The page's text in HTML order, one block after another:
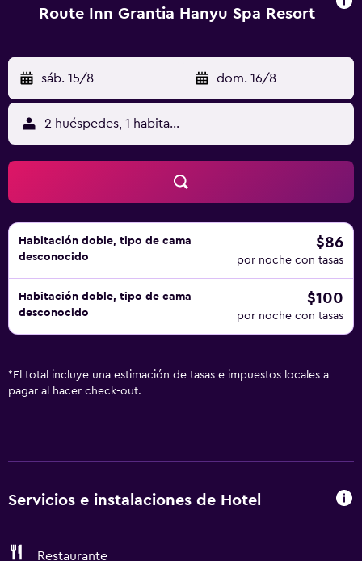
navegar por la web gracias a nuestro acceso a Internet
de limpieza todos los días. Se pueden practicar las
actividades de ocio y esparcimiento que se indican más
abajo en las instalaciones o cerca del alojamiento (es
posible que se aplique un recargo).
Route Inn Grantia Hanyu Spa Resort
sáb. 15/8 - dom. 16/8
2 huéspedes, 1 habitación
Habitación doble, tipo de cama
desconocido
$86
por noche con tasas
Habitación doble, tipo de cama
desconocido
$100
por noche con tasas
* El total incluye una estimación de tasas e impuestos locales a
pagar al hacer check-out.
Servicios e instalaciones de Hotel
Restaurante